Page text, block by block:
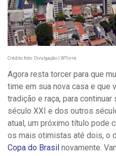
Crédito foto: Divulgação | WTorre
Agora resta torcer para que
time em sua nova casa e que
tradição e raça, para
século XXI e dos outros
atual, um próximo título pode
os mais otimistas até dois, o
Copa do Brasil novamente.